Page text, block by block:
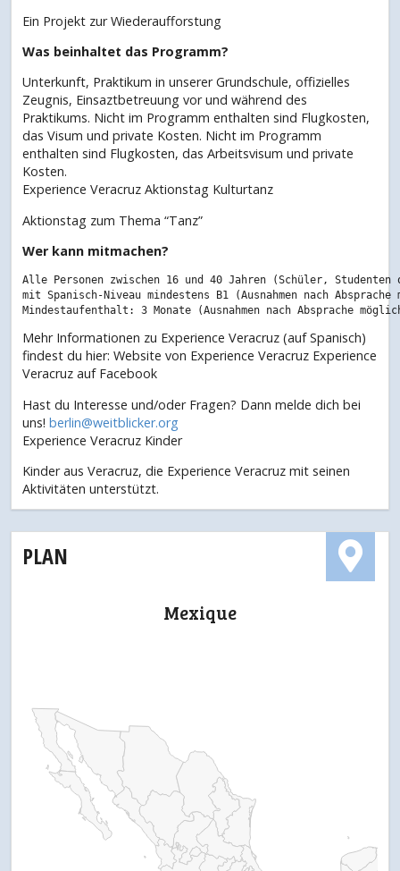
Ein Projekt zur Wiederaufforstung
Was beinhaltet das Programm?
Unterkunft, Praktikum in unserer Grundschule, offizielles
Zeugnis, Einsaztbetreuung vor und während des
Praktikums. Nicht im Programm enthalten sind Flugkosten,
das Visum und private Kosten. Nicht im Programm
enthalten sind Flugkosten, das Arbeitsvisum und private
Kosten.
Experience Veracruz Aktionstag Kulturtanz
Aktionstag zum Thema “Tanz”
Wer kann mitmachen?
Alle Personen zwischen 16 und 40 Jahren (Schüler, Studenten
mit Spanisch-Niveau mindestens B1 (Ausnahmen nach Absprache
Mehr Informationen zu Experience Veracruz (auf Spanisch)
findest du hier: Website von Experience Veracruz Experience
Veracruz auf Facebook
Hast du Interesse und/oder Fragen? Dann melde dich bei
uns! berlin@weitblicker.org
Experience Veracruz Kinder
Kinder aus Veracruz, die Experience Veracruz mit seinen
Aktivitäten unterstützt.
PLAN
Mexique